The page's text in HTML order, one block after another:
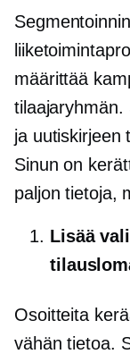
määrittää
tilaajaryhmän.
ja uutiskirjeen
Sinun on
paljon tietoja,
Lisää
Osoitteita
vähän tietoa.